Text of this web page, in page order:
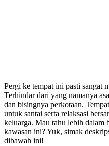
Pergi ke tempat ini pasti sangat
Terhindar dari yang namanya
dan bisingnya perkotaan.
untuk santai serta relaksasi
keluarga. Mau tahu lebih dalam
kawasan ini? Yuk, simak
dibawah ini!